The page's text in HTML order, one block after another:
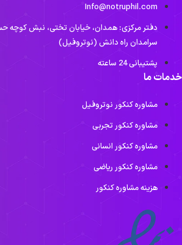
Info@notruphil.com
دفتر مرکزی: همدان، خیابان تختی، نبش کوچه
سرامدان راه دانش (نوتروفیل)
پشتیبانی 24 ساعته
ما
مشاوره کنکور نوتروفیل
مشاوره کنکور تجربی
مشاوره کنکور انسانی
مشاوره کنکور ریاضی
هزینه مشاوره کنکور